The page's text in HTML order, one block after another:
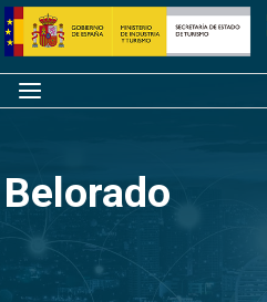
Saltar
al
contenido
Inicio
Menú
Belorado